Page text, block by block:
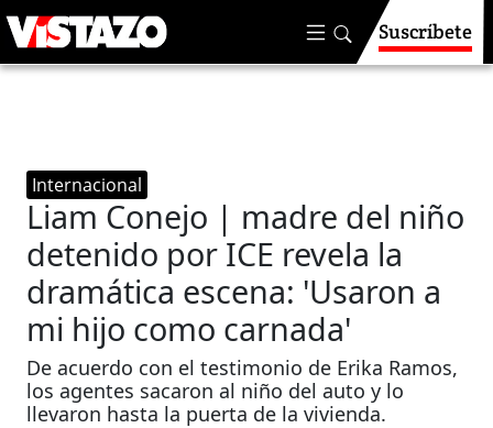
Suscríbete
Internacional
Liam Conejo | madre del niño
detenido por ICE revela la
dramática escena: 'Usaron a
mi hijo como carnada'
De acuerdo con el testimonio de Erika Ramos,
los agentes sacaron al niño del auto y lo
llevaron hasta la puerta de la vivienda.